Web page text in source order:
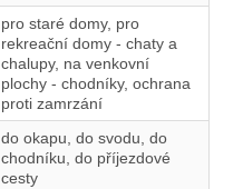
pro staré domy, pro
rekreační domy - chaty a
chalupy, na venkovní
plochy - chodníky, ochrana
proti zamrzání
do okapu, do svodu, do
chodníku, do příjezdové
cesty